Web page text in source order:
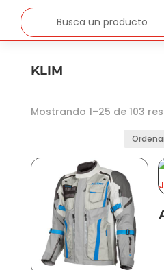
KLIM
Mostrando 1–25 de 103